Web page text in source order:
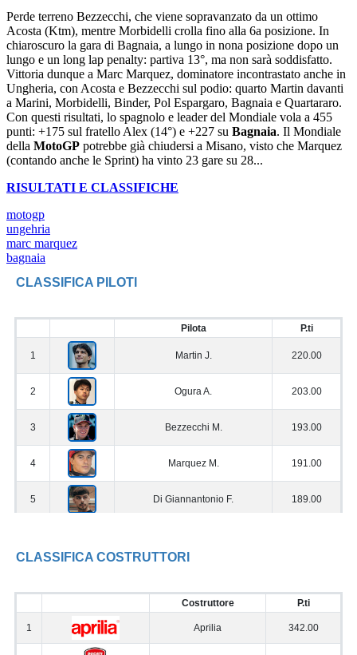
Perde terreno Bezzecchi, che viene sopravanzato da un ottimo
Acosta (Ktm), mentre Morbidelli crolla fino alla 6a posizione. In
chiaroscuro la gara di Bagnaia, a lungo in nona posizione dopo un
lungo e un long lap penalty: partiva 13°, ma non sarà soddisfatto.
Vittoria dunque a Marc Marquez, dominatore incontrastato anche in
Ungheria, con Acosta e Bezzecchi sul podio: quarto Martin davanti
a Marini, Morbidelli, Binder, Pol Espargaro, Bagnaia e Quartararo.
Con questi risultati, lo spagnolo e leader del Mondiale vola a 455
punti: +175 sul fratello Alex (14°) e +227 su Bagnaia. Il Mondiale
della MotoGP potrebbe già chiudersi a Misano, visto che Marquez
(contando anche le Sprint) ha vinto 23 gare su 28...
RISULTATI E CLASSIFICHE
motogp
ungehria
marc marquez
bagnaia